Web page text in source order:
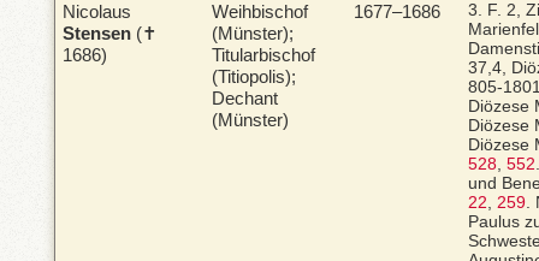
Nicolaus
Stensen (✝
1686)
Weihbischof
(Münster);
Titularbischof
(Titiopolis);
Dechant
(Münster)
1677–1686
3. F. 2,
37,4,
805-
Diözese
Diözese
Diözese
528, 552
und
22, 259.
Paulus